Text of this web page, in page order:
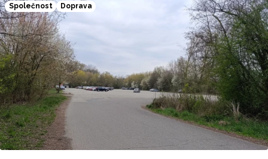
Společnost Doprava